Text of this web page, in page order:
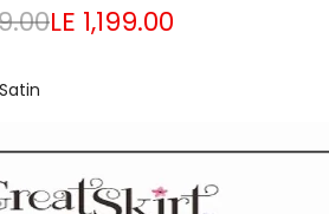
Sale
price
LE 1,199.00